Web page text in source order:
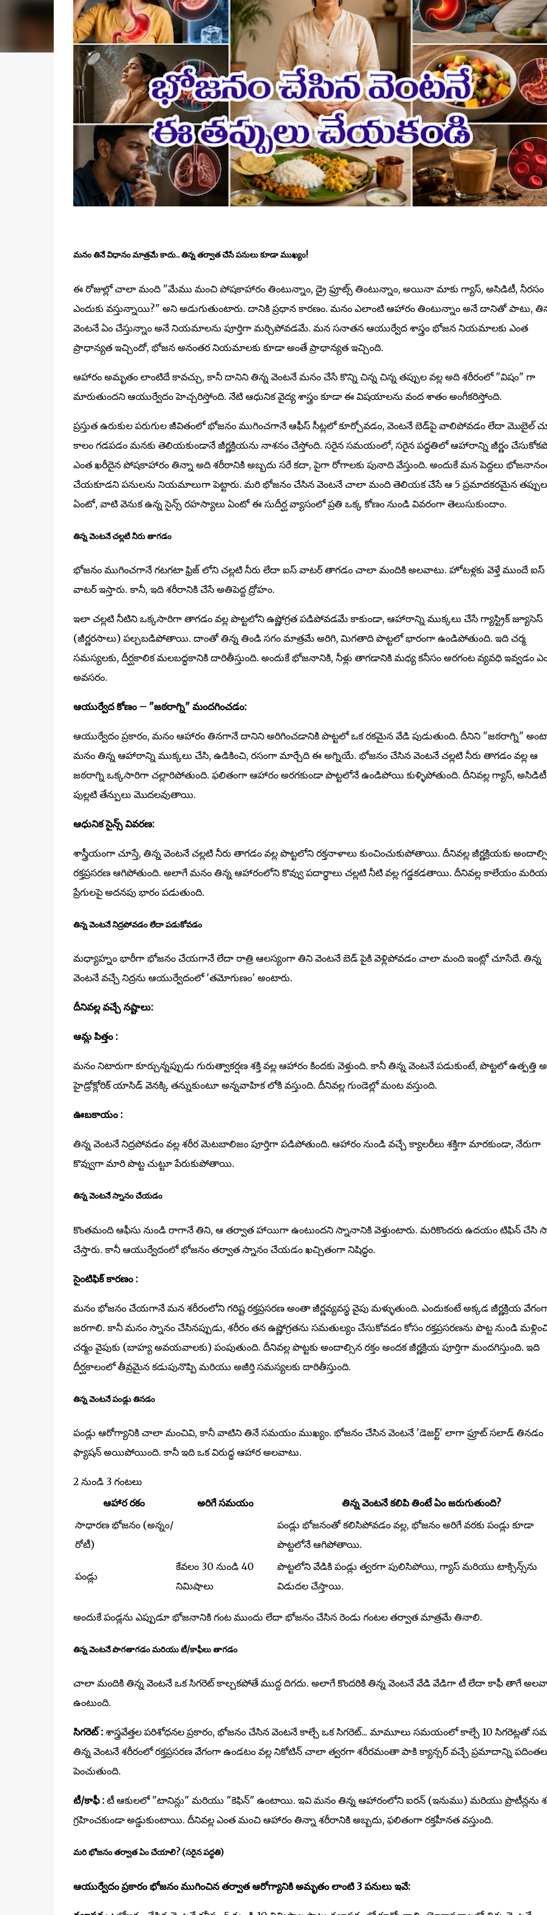
మనం తినే విధానం మాత్రమే కాదు.. తిన్న తర్వాత చేసే పనులు కూడా ముఖ్యం!
ఈ రోజుల్లో చాలా మంది "మేము మంచి పోషకాహారం తింటున్నాం, డ్రై ఫ్రూట్స్ తింటున్నాం, అయినా మాకు గ్యాస్, అసిడిటీ, నీరసం
ఎందుకు వస్తున్నాయి?" అని అడుగుతుంటారు. దానికి ప్రధాన కారణం. మనం ఎలాంటి ఆహారం తింటున్నాం అనే దానితో పాటు,
వెంటనే ఏం చేస్తున్నాం అనే నియమాలను పూర్తిగా మర్చిపోవడమే. మన సనాతన ఆయుర్వేద శాస్త్రం భోజన నియమాలకు ఎంత
ప్రాధాన్యత ఇచ్చిందో, భోజన అనంతర నియమాలకు కూడా అంతే ప్రాధాన్యత ఇచ్చింది.
ఆహారం అమృతం లాంటిదే కావచ్చు, కానీ దానిని తిన్న వెంటనే మనం చేసే కొన్ని చిన్న చిన్న తప్పుల వల్ల అది శరీరంలో "విషం" గా
మారుతుందని ఆయుర్వేదం హెచ్చరిస్తోంది. నేటి ఆధునిక వైద్య శాస్త్రం కూడా ఈ విషయాలను వంద శాతం అంగీకరిస్తోంది.
ప్రస్తుత ఉరుకుల పరుగుల జీవితంలో భోజనం ముగించగానే ఆఫీస్ సీట్లలో కూర్చోవడం, వెంటనే బెడ్‌పై వాలిపోవడం లేదా మొబైల్
కాలం గడపడం మనకు తెలియకుండానే జీర్ణక్రియను నాశనం చేస్తోంది. సరైన సమయంలో, సరైన పద్ధతిలో ఆహారాన్ని జీర్ణం
ఎంత ఖరీదైన పోషకాహారం తిన్నా అది శరీరానికి అబ్బదు సరే కదా, పైగా రోగాలకు పునాది వేస్తుంది. అందుకే మన పెద్దలు
చేయకూడని పనులను నియమాలుగా పెట్టారు. మరి భోజనం చేసిన వెంటనే చాలా మంది తెలియక చేసే ఆ 5 ప్రమాదకరమైన
ఏంటో, వాటి వెనుక ఉన్న సైన్స్ రహస్యాలు ఏంటో ఈ సుదీర్ఘ వ్యాసంలో ప్రతి ఒక్క కోణం నుండి వివరంగా తెలుసుకుందాం.
తిన్న వెంటనే చల్లటి నీరు తాగడం
భోజనం ముగించగానే గటగటా ఫ్రిజ్ లోని చల్లటి నీరు లేదా ఐస్ వాటర్ తాగడం చాలా మందికి అలవాటు. హోటళ్లకు వెళ్తే ముందే ఐస్
వాటర్ ఇస్తారు. కానీ, ఇది శరీరానికి చేసే అతిపెద్ద ద్రోహం.
ఇలా చల్లటి నీటిని ఒక్కసారిగా తాగడం వల్ల పొట్టలోని ఉష్ణోగ్రత పడిపోవడమే కాకుండా, ఆహారాన్ని ముక్కలు చేసే గ్యాస్ట్రిక్ జ్యూసెస్
(జీర్ణరసాలు) పల్చబడిపోతాయి. దాంతో తిన్న తిండి సగం మాత్రమే అరిగి, మిగతాది పొట్టలో భారంగా ఉండిపోతుంది. ఇది చర్మ
సమస్యలకు, దీర్ఘకాలిక మలబద్ధకానికి దారితీస్తుంది. అందుకే భోజనానికి, నీళ్లు తాగడానికి మధ్య కనీసం అరగంట వ్యవధి ఇవ్వడం
అవసరం.
ఆయుర్వేద కోణం – "జఠరాగ్ని" మందగించడం:
ఆయుర్వేదం ప్రకారం, మనం ఆహారం తినగానే దానిని అరిగించడానికి పొట్టలో ఒక రకమైన వేడి పుడుతుంది. దీనిని "జఠరాగ్ని"
మనం తిన్న ఆహారాన్ని ముక్కలు చేసి, ఉడికించి, రసంగా మార్చేది ఈ అగ్నియే. భోజనం చేసిన వెంటనే చల్లటి నీరు తాగడం వల్ల ఆ
జఠరాగ్ని ఒక్కసారిగా చల్లారిపోతుంది. ఫలితంగా ఆహారం అరగకుండా పొట్టలోనే ఉండిపోయి కుళ్ళిపోతుంది. దీనివల్ల గ్యాస్,
పుల్లటి తేన్పులు మొదలవుతాయి.
ఆధునిక సైన్స్ వివరణ:
శాస్త్రీయంగా చూస్తే, తిన్న వెంటనే చల్లటి నీరు తాగడం వల్ల పొట్టలోని రక్తనాళాలు కుంచించుకుపోతాయి. దీనివల్ల జీర్ణక్రియకు
రక్తప్రసరణ ఆగిపోతుంది. అలాగే మనం తిన్న ఆహారంలోని కొవ్వు పదార్థాలు చల్లటి నీటి వల్ల గడ్డకడతాయి. దీనివల్ల కాలేయం
ప్రేగులపై అదనపు భారం పడుతుంది.
తిన్న వెంటనే నిద్రపోవడం లేదా పడుకోవడం
మధ్యాహ్నం భారీగా భోజనం చేయగానే లేదా రాత్రి ఆలస్యంగా తిని వెంటనే బెడ్ పైకి వెళ్లిపోవడం చాలా మంది ఇంట్లో చూసేదే. తిన్న
వెంటనే వచ్చే నిద్రను ఆయుర్వేదంలో 'తమోగుణం' అంటారు.
దీనివల్ల వచ్చే నష్టాలు:
ఆమ్ల పిత్తం :
మనం నిటారుగా కూర్చున్నప్పుడు గురుత్వాకర్షణ శక్తి వల్ల ఆహారం కిందకు వెళ్తుంది. కానీ తిన్న వెంటనే పడుకుంటే, పొట్టలో ఉత్పత్తి
హైడ్రోక్లోరిక్ యాసిడ్ వెనక్కి తన్నుకుంటూ అన్నవాహిక లోకి వస్తుంది. దీనివల్ల గుండెల్లో మంట వస్తుంది.
ఊబకాయం :
తిన్న వెంటనే నిద్రపోవడం వల్ల శరీర మెటబాలిజం పూర్తిగా పడిపోతుంది. ఆహారం నుండి వచ్చే క్యాలరీలు శక్తిగా మారకుండా, నేరుగా
కొవ్వుగా మారి పొట్ట చుట్టూ పేరుకుపోతాయి.
తిన్న వెంటనే స్నానం చేయడం
కొంతమంది ఆఫీసు నుండి రాగానే తిని, ఆ తర్వాత హాయిగా ఉంటుందని స్నానానికి వెళ్తుంటారు. మరికొందరు ఉదయం టిఫిన్ చేసి
చేస్తారు. కానీ ఆయుర్వేదంలో భోజనం తర్వాత స్నానం చేయడం ఖచ్చితంగా నిషిద్ధం.
సైంటిఫిక్ కారణం :
మనం భోజనం చేయగానే మన శరీరంలోని గరిష్ట రక్తప్రసరణ అంతా జీర్ణవ్యవస్థ వైపు మళ్ళుతుంది. ఎందుకంటే అక్కడ జీర్ణక్రియ
జరగాలి. కానీ మనం స్నానం చేసినప్పుడు, శరీరం తన ఉష్ణోగ్రతను సమతుల్యం చేసుకోవడం కోసం రక్తప్రసరణను పొట్ట నుండి
చర్మం వైపుకు (బాహ్య అవయవాలకు) పంపుతుంది. దీనివల్ల పొట్టకు అందాల్సిన రక్తం అందక జీర్ణక్రియ పూర్తిగా మందగిస్తుంది. ఇది
దీర్ఘకాలంలో తీవ్రమైన కడుపునొప్పి మరియు అజీర్తి సమస్యలకు దారితీస్తుంది.
తిన్న వెంటనే పండ్లు తినడం
పండ్లు ఆరోగ్యానికి చాలా మంచివి, కానీ వాటిని తినే సమయం ముఖ్యం. భోజనం చేసిన వెంటనే 'డెజర్ట్' లాగా ఫ్రూట్ సలాడ్ తినడం
ఫ్యాషన్ అయిపోయింది. కానీ ఇది ఒక విరుద్ధ ఆహార అలవాటు.
2 నుండి 3 గంటలు
ఆహార రకం
అరిగే సమయం
తిన్న వెంటనే కలిపి తింటే ఏం జరుగుతుంది?
సాధారణ భోజనం (అన్నం/
రోటీ)
పండ్లు భోజనంతో కలిసిపోవడం వల్ల, భోజనం అరిగే వరకు పండ్లు కూడా
పొట్టలోనే ఆగిపోతాయి.
పండ్లు
కేవలం 30 నుండి 40
నిమిషాలు
పొట్టలోని వేడికి పండ్లు త్వరగా పులిసిపోయి, గ్యాస్ మరియు టాక్సిన్స్‌ను
విడుదల చేస్తాయి.
అందుకే పండ్లను ఎప్పుడూ భోజనానికి గంట ముందు లేదా భోజనం చేసిన రెండు గంటల తర్వాత మాత్రమే తినాలి.
తిన్న వెంటనే పొగతాగడం మరియు టీ/కాఫీలు తాగడం
చాలా మందికి తిన్న వెంటనే ఒక సిగరెట్ కాల్చకపోతే ముద్ద దిగదు. అలాగే కొందరికి తిన్న వెంటనే వేడి వేడిగా టీ లేదా కాఫీ తాగే
ఉంటుంది.
సిగరెట్ :శాస్త్రవేత్తల పరిశోధనల ప్రకారం, భోజనం చేసిన వెంటనే కాల్చే ఒక సిగరెట్... మామూలు సమయంలో కాల్చే 10 సిగరెట్లతో
తిన్న వెంటనే శరీరంలో రక్తప్రసరణ వేగంగా ఉండటం వల్ల నికోటిన్ చాలా త్వరగా శరీరమంతా పాకి క్యాన్సర్ వచ్చే ప్రమాదాన్ని
పెంచుతుంది.
టీ/కాఫీ :టీ ఆకులలో "టానిన్లు" మరియు "కెఫిన్" ఉంటాయి. ఇవి మనం తిన్న ఆహారంలోని ఐరన్ (ఇనుము) మరియు ప్రొటీన్లను
గ్రహించకుండా అడ్డుకుంటాయి. దీనివల్ల ఎంత మంచి ఆహారం తిన్నా శరీరానికి అబ్బదు, ఫలితంగా రక్తహీనత వస్తుంది.
మరి భోజనం తర్వాత ఏం చేయాలి? (సరైన పద్ధతి)
ఆయుర్వేదం ప్రకారం భోజనం ముగించిన తర్వాత ఆరోగ్యానికి అమృతం లాంటి 3 పనులు ఇవే: